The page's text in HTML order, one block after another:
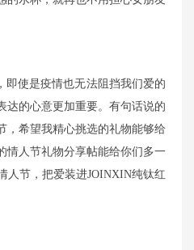
使是疫情也无法阻挡我们爱的
达的心意更加重要。有句话说的
，希望我精心挑选的礼物能够给
情人节礼物分享帖能给你们多一
人节，把爱装进JOINXIN纯钛红